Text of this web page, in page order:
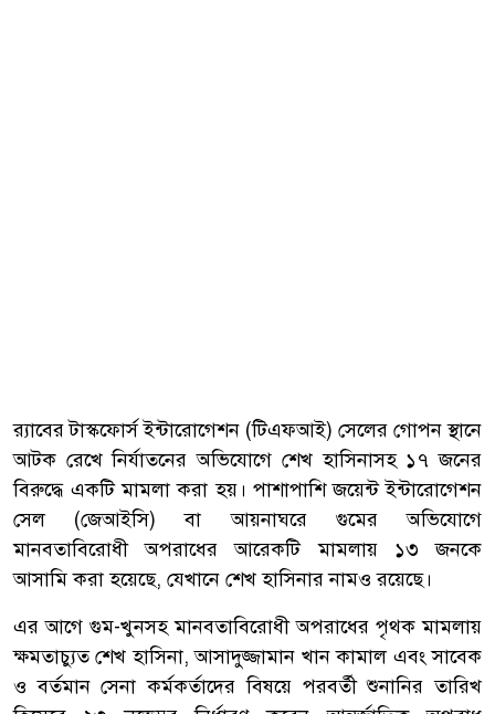
র‌্যাবের টাস্কফোর্স ইন্টারোগেশন (টিএফআই) সেলের গোপন স্থানে
আটক রেখে নির্যাতনের অভিযোগে শেখ হাসিনাসহ ১৭ জনের
বিরুদ্ধে একটি মামলা করা হয়। পাশাপাশি জয়েন্ট ইন্টারোগেশন
সেল (জেআইসি) বা আয়নাঘরে গুমের অভিযোগে
মানবতাবিরোধী অপরাধের আরেকটি মামলায় ১৩ জনকে
আসামি করা হয়েছে, যেখানে শেখ হাসিনার নামও রয়েছে।
এর আগে গুম-খুনসহ মানবতাবিরোধী অপরাধের পৃথক মামলায়
ক্ষমতাচ্যুত শেখ হাসিনা, আসাদুজ্জামান খান কামাল এবং সাবেক
ও বর্তমান সেনা কর্মকর্তাদের বিষয়ে পরবর্তী শুনানির তারিখ